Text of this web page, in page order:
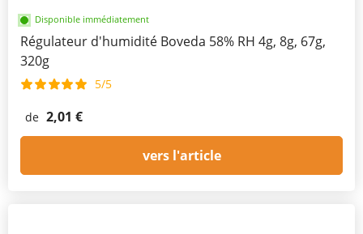
Disponible immédiatement
Régulateur d'humidité Boveda 58% RH 4g, 8g, 67g,
320g
5/5
de 2,01 €
vers l'article